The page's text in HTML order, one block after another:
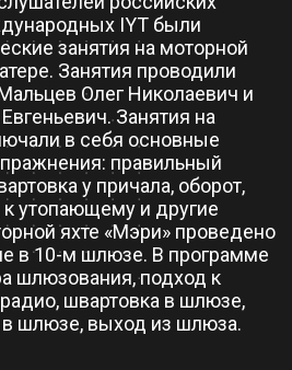
IYT были
занятия на моторной
Занятия проводили
Олег Николаевич и
Занятия на
в себя основные
правильный
у причала, оборот,
утопающему и другие
яхте «Мэри» проведено
в 10-м шлюзе. В программе
шлюзования, подход к
швартовка в шлюзе,
шлюзе, выход из шлюза.